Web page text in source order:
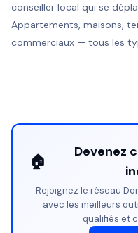
conseiller local qui se
Appartements, maisons,
commerciaux — tous les
🏠
Devenez
Rejoignez le réseau
avec les meilleurs
qualifiés et